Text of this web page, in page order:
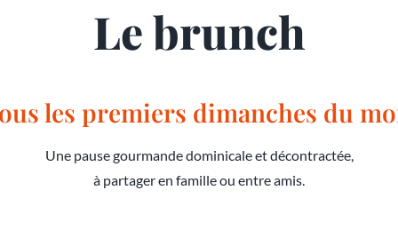
Le brunch
les premiers dimanches du
Une pause gourmande dominicale et décontractée,
à partager en famille ou entre amis.